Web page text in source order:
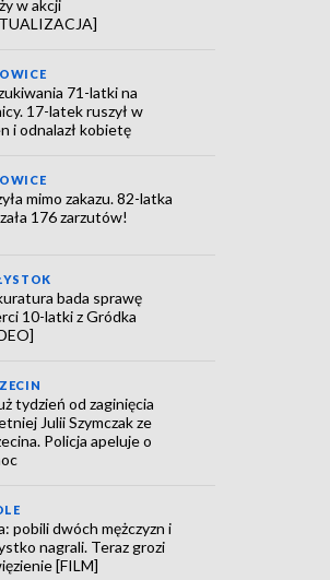
w akcji
71-latki na
17-latek ruszył w
i odnalazł kobietę
mimo zakazu. 82-latka
176 zarzutów!
bada sprawę
10-latki z Gródka
tydzień od zaginięcia
Julii Szymczak ze
Policja apeluje o
pobili dwóch mężczyzn i
nagrali. Teraz grozi
[FILM]